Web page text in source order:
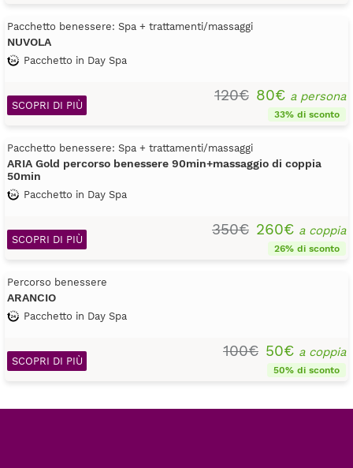
Pacchetto benessere: Spa + trattamenti/massaggi
NUVOLA
Pacchetto in Day Spa
120€ 80€ a persona
33% di sconto
SCOPRI DI PIÙ
Pacchetto benessere: Spa + trattamenti/massaggi
ARIA Gold percorso benessere 90min+massaggio di coppia
50min
Pacchetto in Day Spa
350€ 260€ a coppia
26% di sconto
SCOPRI DI PIÙ
Percorso benessere
ARANCIO
Pacchetto in Day Spa
100€ 50€ a coppia
50% di sconto
SCOPRI DI PIÙ